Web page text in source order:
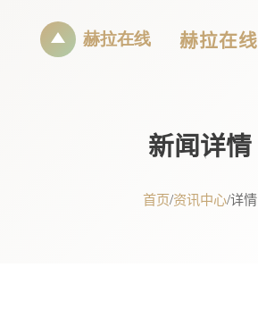
赫拉在线
新闻详情
首页/资讯中心/详情